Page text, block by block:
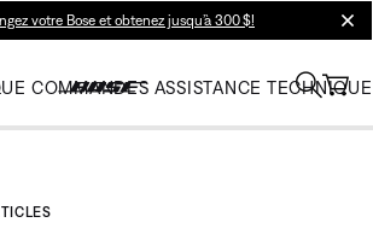
votre Bose et obtenez jusqu’à 300 $!
COMMANDES ASSISTANCE TECHNIQUE